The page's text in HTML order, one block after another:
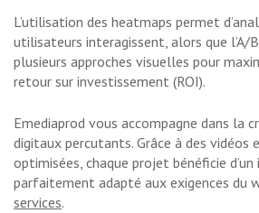
L’utilisation des heatmaps permet
utilisateurs interagissent, alors que l’A/
plusieurs approches visuelles pour
retour sur investissement (ROI).
Emediaprod vous accompagne dans la
digitaux percutants. Grâce à des vidéos
optimisées, chaque projet bénéficie
parfaitement adapté aux exigences du
services.